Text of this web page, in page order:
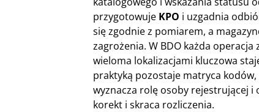
przygotowuje KPO i uzgadnia
się zgodnie z pomiarem, a
zagrożenia. W BDO każda operacja
wieloma lokalizacjami kluczowa
praktyką pozostaje matryca
wyznacza rolę osoby rejestrującej i
korekt i skraca rozliczenia.